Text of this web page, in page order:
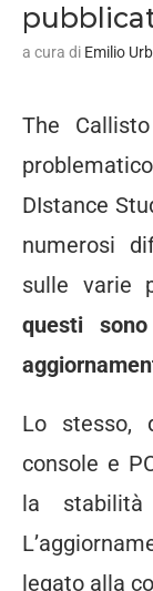
a cura di Emilio
The
DIstance
numerosi
sulle varie
questi
Lo stesso,
console e
la
legato alla